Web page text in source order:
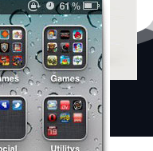
the troublemakers.